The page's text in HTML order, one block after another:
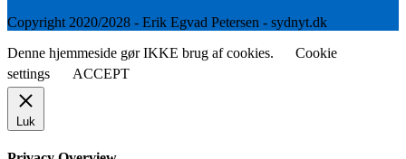
Copyright 2020/2028 - Erik Egvad Petersen - sydnyt.dk
Denne hjemmeside gør IKKE brug af cookies.
Cookie
settings
ACCEPT
Luk